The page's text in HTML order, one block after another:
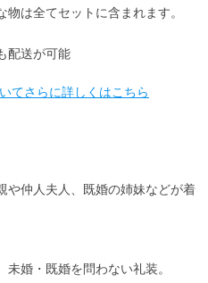
物は全てセット に含まれます。
配送が可能
てさらに詳しくはこちら
や仲人夫人、既婚の姉妹などが着
婚・既婚を問わない礼装。